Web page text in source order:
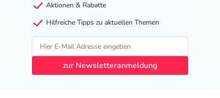
Aktionen & Rabatte
Hilfreiche Tipps zu aktuellen Themen
zur Newsletteranmeldung